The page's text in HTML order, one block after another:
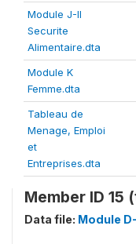
Module J-II
Securite
Alimentaire.dta
Module K
Femme.dta
Tableau de
Menage, Emploi
et
Entreprises.dta
Member ID 15
Data file: Module